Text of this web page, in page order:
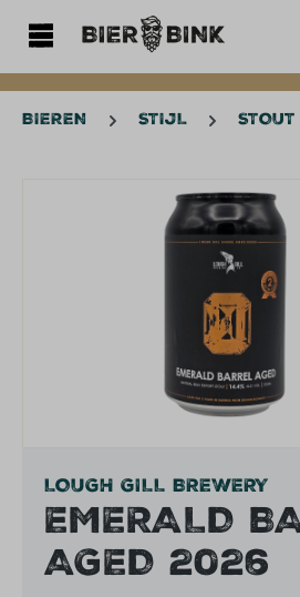
BIEREN STIJL STOUT
Afbeeldingengalerij overslaan
LOUGH GILL BREWERY
EMERALD
AGED 2026